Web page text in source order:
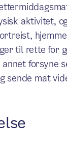
aktivitet,
til rette for
forsyne
sende mat